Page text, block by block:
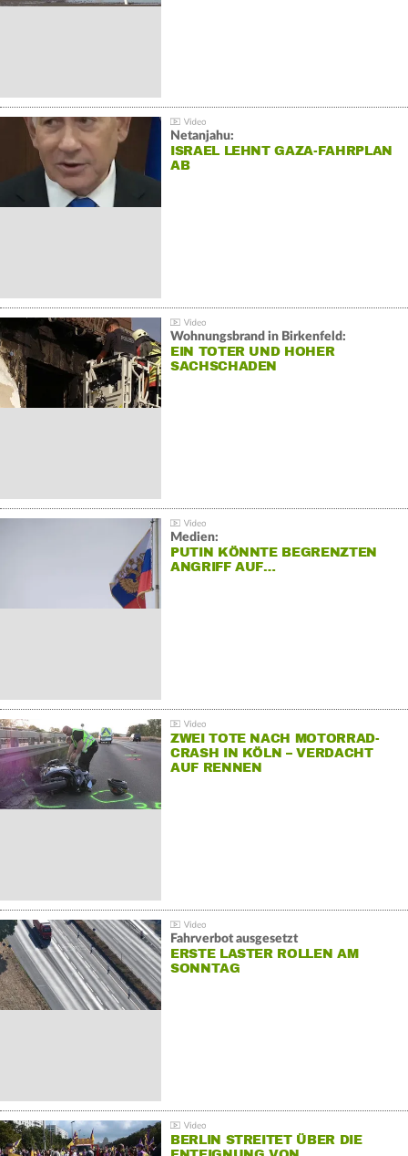
Netanjahu:
ISRAEL LEHNT GAZA-FAHRPLAN
AB
Wohnungsbrand in Birkenfeld:
EIN TOTER UND HOHER
SACHSCHADEN
Medien:
PUTIN KÖNNTE BEGRENZTEN
ANGRIFF AUF…
ZWEI TOTE NACH MOTORRAD-
CRASH IN KÖLN – VERDACHT
AUF RENNEN
Fahrverbot ausgesetzt
ERSTE LASTER ROLLEN AM
SONNTAG
BERLIN STREITET ÜBER DIE